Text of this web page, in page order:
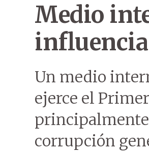
Medio
influencia
Un medio
ejerce el
corrupción